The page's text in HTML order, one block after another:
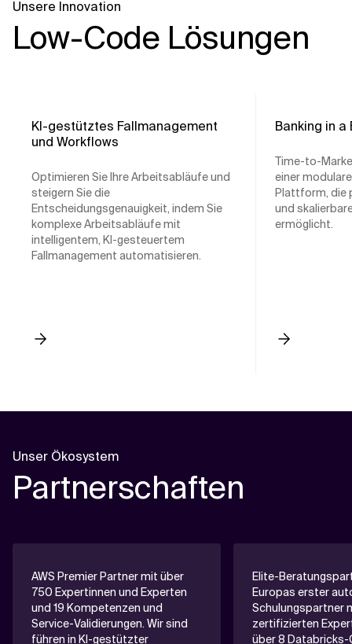
Unsere Innovation
Low-Code Lösungen
KI-gestütztes Fallmanagement
und Workflows
Optimieren Sie Ihre Arbeitsabläufe und
steigern Sie die
Entscheidungsgenauigkeit, indem Sie
komplexe Arbeitsabläufe mit
intelligentem, KI-gesteuertem
Fallmanagement automatisieren.
Banking in a
Time-to-
einer
Plattform, die
und
ermöglicht.
Unser Ökosystem
Partnerschaften
AWS Premier Partner mit über
750 Expertinnen und Experten
und 19 Kompetenzen und
Service-Validierungen. Wir sind
führen in KI-gestützter
Elite-
Europas erster
Schulungspartner
zertifizierten
über 8 Databricks-